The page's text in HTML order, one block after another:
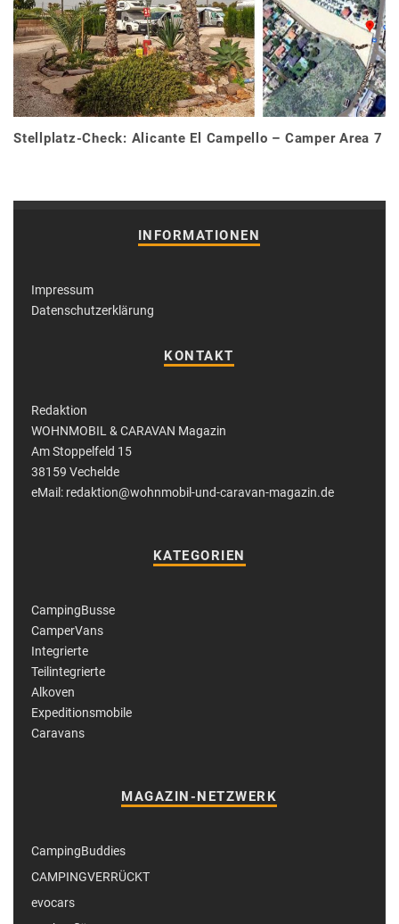
Stellplatz-Check: Alicante El Campello – Camper Area 7
INFORMATIONEN
Impressum
Datenschutzerklärung
KONTAKT
Redaktion
WOHNMOBIL & CARAVAN Magazin
Am Stoppelfeld 15
38159 Vechelde
eMail: redaktion@wohnmobil-und-caravan-magazin.de
KATEGORIEN
CampingBusse
CamperVans
Integrierte
Teilintegrierte
Alkoven
Expeditionsmobile
Caravans
MAGAZIN-NETZWERK
CampingBuddies
CAMPINGVERRÜCKT
evocars